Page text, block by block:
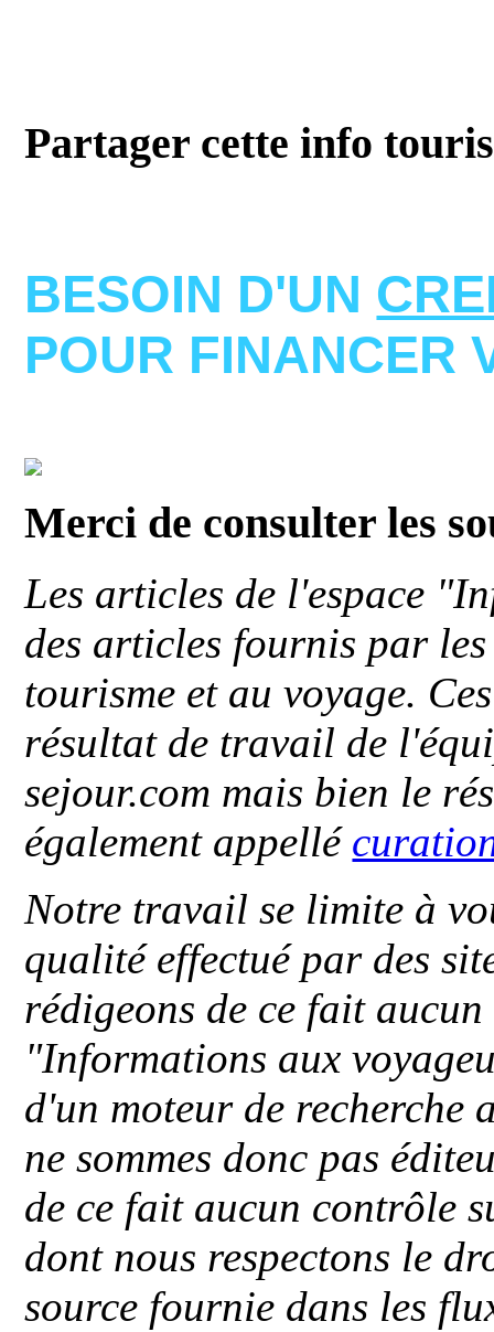
Partager cette info
BESOIN D'UN
POUR FINANCER
Merci de consulter les
Les articles de l'espace
des articles fournis par
tourisme et au voyage.
résultat de travail de
sejour.com mais bien le
également appellé
Notre travail se limite à
qualité effectué par des
rédigeons de ce fait
"Informations aux
d'un moteur de recherche
ne sommes donc pas
de ce fait aucun contrôle
dont nous respectons le
source fournie dans les